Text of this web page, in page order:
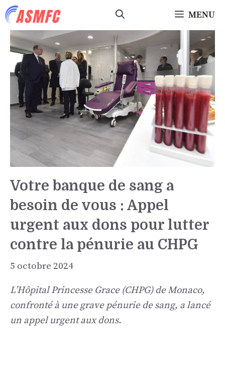
Aller
au
contenu
MENU
Votre banque de sang a
besoin de vous : Appel
urgent aux dons pour lutter
contre la pénurie au CHPG
5 octobre 2024
L’Hôpital Princesse Grace (CHPG) de Monaco,
confronté à une grave pénurie de sang, a lancé
un appel urgent aux dons.